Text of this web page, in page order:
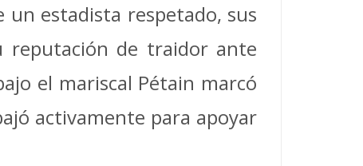
un estadista respetado, sus
reputación de traidor ante
el mariscal Pétain marcó
activamente para apoyar